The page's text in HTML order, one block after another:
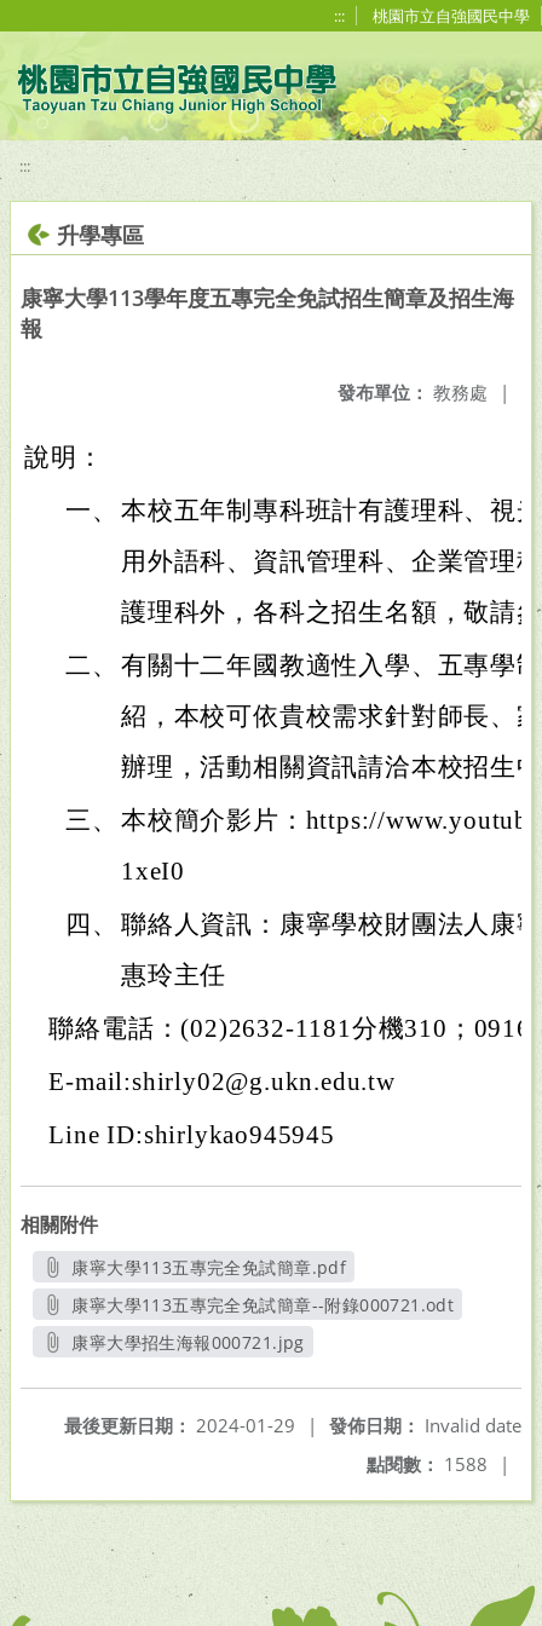
::: 桃園市立自強國民中學
:::
升學專區
康寧大學113學年度五專完全免試招生簡章及招生海
報
發布單位： 教務處 |
說明：
一、 本校五年制專科班計有護理科、視
用外語科、資訊管理科、企業管理
護理科外，各科之招生名額，敬請
二、 有關十二年國教適性入學、五專學
紹，本校可依貴校需求針對師長、
辦理，活動相關資訊請洽本校招生
三、 本校簡介影片：https://
1xeI0
四、 聯絡人資訊：康寧學校財團法人康
惠玲主任
聯絡電話：(02)2632-1181分機310；
E-mail:shirly02@g.ukn.edu.tw
Line ID:shirlykao945945
相關附件
康寧大學113五專完全免試簡章.pdf
另開新視窗
康寧大學113五專完全免試簡章--附錄000721.odt
另開新視窗
康寧大學招生海報000721.jpg
發佈日期： Invalid date
最後更新日期： 2024-01-29
|
點閱數： 1588 |